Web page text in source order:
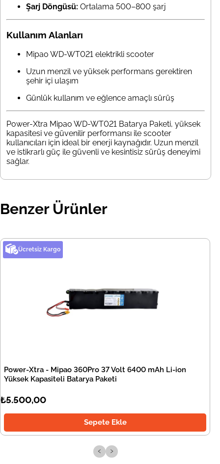
Şarj Döngüsü: Ortalama 500–800 şarj
Kullanım Alanları
Mipao WD-WT021 elektrikli scooter
Uzun menzil ve yüksek performans gerektiren
şehir içi ulaşım
Günlük kullanım ve eğlence amaçlı sürüş
Power-Xtra Mipao WD-WT021 Batarya Paketi, yüksek
kapasitesi ve güvenilir performansı ile scooter
kullanıcıları için ideal bir enerji kaynağıdır. Uzun menzil
ve istikrarlı güç ile güvenli ve kesintisiz sürüş deneyimi
sağlar.
Benzer Ürünler
Ücretsiz Kargo
Power-Xtra - Mipao 360Pro 37 Volt 6400 mAh Li-ion
Yüksek Kapasiteli Batarya Paketi
₺5.500,00
Sepete Ekle
‹ ›